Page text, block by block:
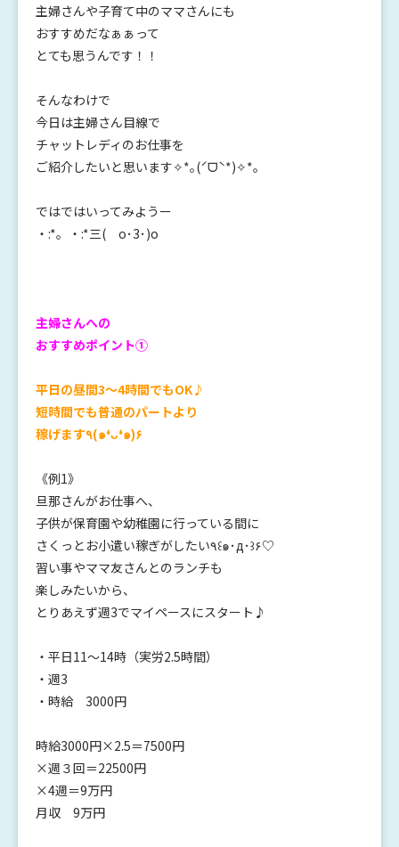
主婦さんや子育て中のママさんにも
おすすめだなぁぁって
とても思うんです！！
そんなわけで
今日は主婦さん目線で
チャットレディのお仕事を
ご紹介したいと思います✧*｡(ˊᗜˋ*)✧*｡
ではではいってみようー
・:*。・:*三( o･3･)o
主婦さんへの
おすすめポイント①
平日の昼間3〜4時間でもOK♪
短時間でも普通のパートより
稼げます٩(๑❛ᴗ❛๑)۶
《例1》
旦那さんがお仕事へ、
子供が保育園や幼稚園に行っている間に
さくっとお小遣い稼ぎがしたい٩꒰๑･д･꒱۶♡
習い事やママ友さんとのランチも
楽しみたいから、
とりあえず週3でマイペースにスタート♪
・平日11〜14時（実労2.5時間）
・週3
・時給 3000円
時給3000円×2.5＝7500円
×週３回＝22500円
×4週＝9万円
月収 9万円